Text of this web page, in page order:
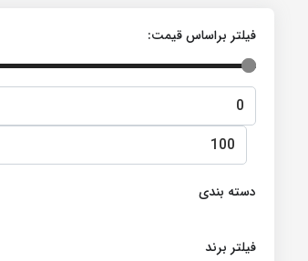
فیلتر براساس قیمت:
دسته بندی
فیلتر برند